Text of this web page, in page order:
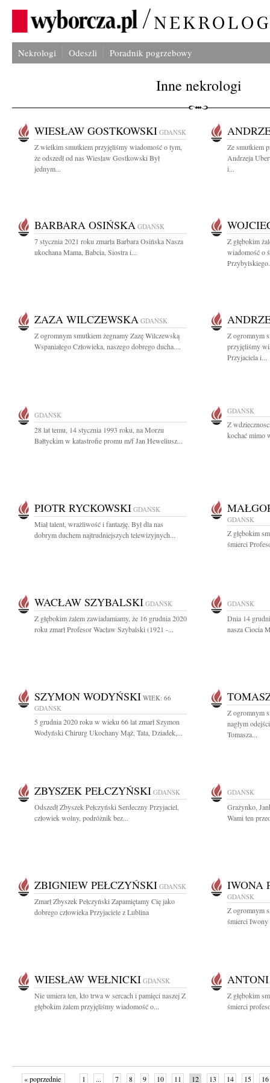
Nekrologi Odeszli Poradnik pogrzebowy
Inne nekrologi
WIESŁAW GOSTKOWSKI GDAŃSK
Z wielkim smutkiem przyjęliśmy wiadomość o tym,
że odszedł od nas Wiesław Gostkowski Był
jednym...
Ze smutkiem
Andrzeja
i...
BARBARA OSIŃSKA GDAŃSK
7 stycznia 2021 roku zmarła Barbara Osińska Nasza
ukochana Mama, Babcia, Siostra i...
Z głębokim
wiadomość o
ZAZA WILCZEWSKA GDAŃSK
Z ogromnym smutkiem żegnamy Zazę Wilczewską
Wspaniałego Człowieka, naszego dobrego ducha....
Z ogromnym
przyjęliśmy
Przyjaciela i...
GDAŃSK
28 lat temu, 14 stycznia 1993 roku, na Morzu
Bałtyckim w katastrofie promu m/f Jan Heweliusz...
GDAŃSK
Z
kochać mimo
PIOTR RYCKOWSKI GDAŃSK
Miał talent, wrażliwość i fantazję. Był dla nas
dobrym duchem najtrudniejszych telewizyjnych...
GDAŃSK
Z głębokim
śmierci
WACŁAW SZYBALSKI GDAŃSK
Z głębokim żalem zawiadamiamy, że 16 grudnia 2020
roku zmarł Profesor Wacław Szybalski (1921 -...
GDAŃSK
Dnia 14
nasza Ciocia
SZYMON WODYŃSKI WIEK: 66
GDAŃSK
5 grudnia 2020 roku w wieku 66 lat zmarł Szymon
Wodyński Chirurg Ukochany Mąż, Tata, Dziadek,...
Z ogromnym
nagłym
Tomasza...
ZBYSZEK PEŁCZYŃSKI GDAŃSK
Odszedł Zbyszek Pełczyński Serdeczny Przyjaciel,
człowiek wolny, podróżnik bez...
GDAŃSK
Grażynko,
Wami ten
ZBIGNIEW PEŁCZYŃSKI GDAŃSK
Zmarł Zbyszek Pełczyński Zapamiętamy Cię jako
dobrego człowieka Przyjaciele z Lublina
IWONA
GDAŃSK
Z ogromnym
śmierci Iwony
WIESŁAW WEŁNICKI GDAŃSK
Nie umiera ten, kto trwa w sercach i pamięci naszej Z
głębokim żalem przyjęliśmy wiadomość o...
Z głębokim
śmierci
« poprzednie 1 ... 7 8 9 10 11 12 13 14 15 16